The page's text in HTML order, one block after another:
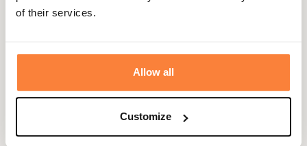
of their services.
Allow all
Customize
rural.
Pensée pour accompagner les demi-saisons avec
distinction, cette pièce mêle confort, style affirmé et
détails soignés. Parfaite pour une silhouette citadine au
caractère affirmé, elle trouve naturellement sa place
et des rues de la ville.